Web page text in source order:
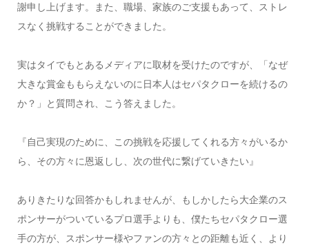
謝申し上げます。また、職場、家族のご支援もあって、ストレ
スなく挑戦することができました。
実はタイでもとあるメディアに取材を受けたのですが、「なぜ
大きな賞金ももらえないのに日本人はセパタクローを続けるの
か？」と質問され、こう答えました。
『自己実現のために、この挑戦を応援してくれる方々がいるか
ら、その方々に恩返しし、次の世代に繋げていきたい』
ありきたりな回答かもしれませんが、もしかしたら大企業のス
ポンサーがついているプロ選手よりも、僕たちセパタクロー選
手の方が、スポンサー様やファンの方々との距離も近く、より